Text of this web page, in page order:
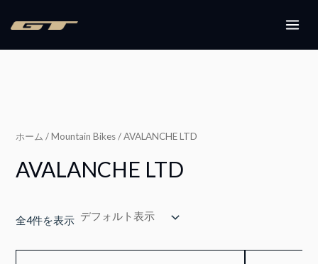
ホーム /Mountain Bikes/ AVALANCHE LTD
AVALANCHE LTD
全4件を表示